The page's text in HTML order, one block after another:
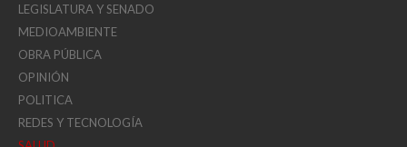
LEGISLATURA Y SENADO
MEDIOAMBIENTE
OBRA PÚBLICA
OPINIÓN
POLITICA
REDES Y TECNOLOGÍA